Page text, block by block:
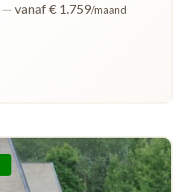
— vanaf € 1.759/maand